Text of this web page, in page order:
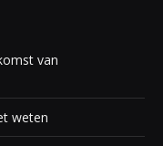
van
weten